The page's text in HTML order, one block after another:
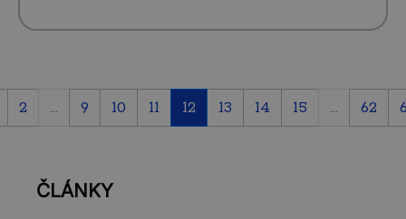
2 ... 9 10 11 12 13 14 15 ... 62
ČLÁNKY